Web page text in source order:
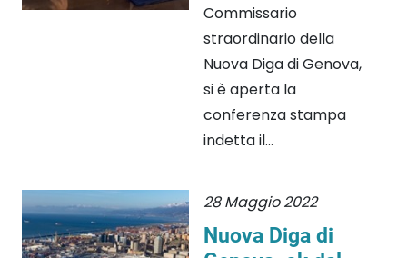
Commissario
straordinario della
Nuova Diga di Genova,
si è aperta la
conferenza stampa
indetta il...
28 Maggio 2022
Nuova Diga di